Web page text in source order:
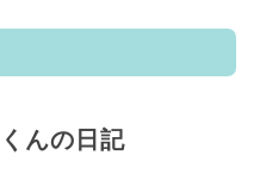
くんの日記